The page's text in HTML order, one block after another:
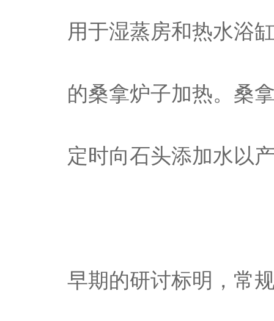
用于湿蒸房和热水浴
的桑拿炉子加热。桑
定时向石头添加水以
早期的研讨标明，常